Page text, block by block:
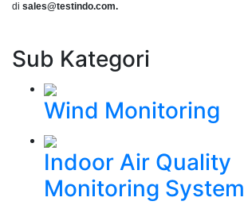
di sales@testindo.com.
Sub Kategori
Wind Monitoring
Indoor Air Quality
Monitoring System